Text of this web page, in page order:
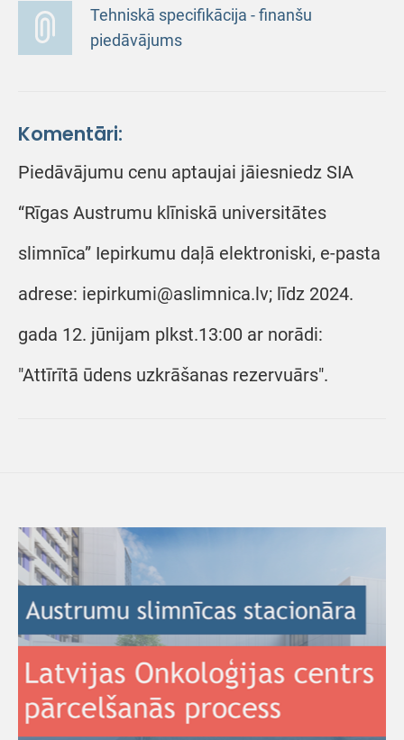
Tehniskā specifikācija - finanšu
piedāvājums
Komentāri:
Piedāvājumu cenu aptaujai jāiesniedz SIA
“Rīgas Austrumu klīniskā universitātes
slimnīca” Iepirkumu daļā elektroniski, e-pasta
adrese: iepirkumi@aslimnica.lv; līdz 2024.
gada 12. jūnijam plkst.13:00 ar norādi:
"Attīrītā ūdens uzkrāšanas rezervuārs".